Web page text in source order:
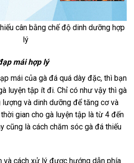
cân bằng chế độ dinh dưỡng hợp
lý
mái hợp lý
mái của gà đá quá dày đặc, thì bạn
luyện tập ít đi. Chỉ có như vậy thì gà
và dinh dưỡng để tăng cơ và
gian cho gà luyện tập là từ 4 đến
cũng là cách chăm sóc gà đá thiếu
và cách xử lý được hướng dẫn phía